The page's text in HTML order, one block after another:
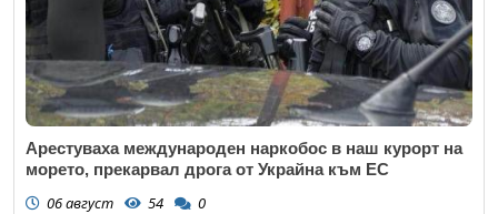
Арестуваха международен наркобос в наш курорт на
морето, прекарвал дрога от Украйна към ЕС
06 август 54 0